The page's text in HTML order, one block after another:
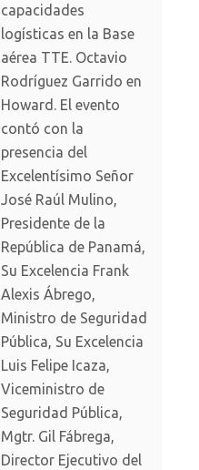
capacidades
logísticas en la Base
aérea TTE. Octavio
Rodríguez Garrido en
Howard. El evento
contó con la
presencia del
Excelentísimo Señor
José Raúl Mulino,
Presidente de la
República de Panamá,
Su Excelencia Frank
Alexis Ábrego,
Ministro de Seguridad
Pública, Su Excelencia
Luis Felipe Icaza,
Viceministro de
Seguridad Pública,
Mgtr. Gil Fábrega,
Director Ejecutivo del